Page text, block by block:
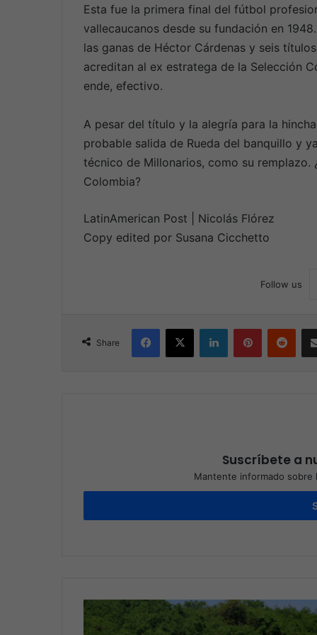
Esta fue la primera final del fútbol
vallecaucanos desde su fundación en
las ganas de Héctor Cárdenas y seis
acreditan al ex estratega de la Selección
ende, efectivo.
A pesar del título y la alegría para la
probable salida de Rueda del banquillo y
técnico de Millonarios, como su remplazo.
Colombia?
LatinAmerican Post | Nicolás Flórez
Copy edited por Susana Cicchetto
Follow us
Share
Suscríbete a
Mantente informado sobre